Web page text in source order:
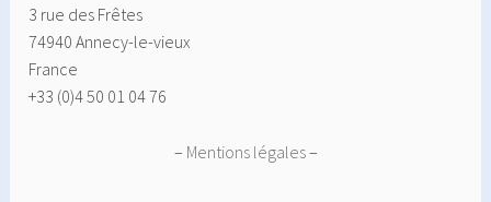
3 rue des Frêtes
74940 Annecy-le-vieux
France
+33 (0)4 50 01 04 76
– Mentions légales–